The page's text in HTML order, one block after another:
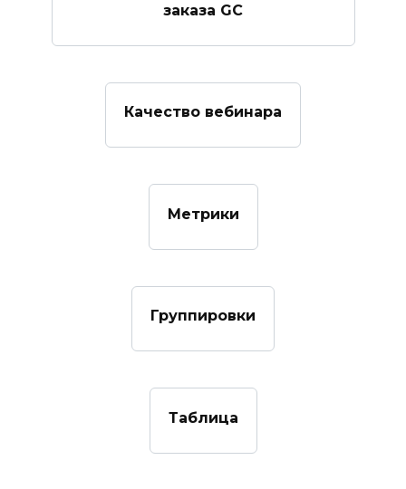
заказа GC
Качество вебинара
Метрики
Группировки
Таблица